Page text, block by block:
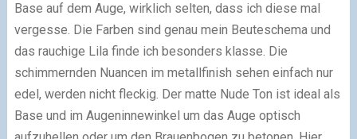
Base auf dem Auge, wirklich selten, dass ich diese mal
vergesse. Die Farben sind genau mein Beuteschema und
das rauchige Lila finde ich besonders klasse. Die
schimmernden Nuancen im metallfinish sehen einfach nur
edel, werden nicht fleckig. Der matte Nude Ton ist ideal als
Base und im Augeninnewinkel um das Auge optisch